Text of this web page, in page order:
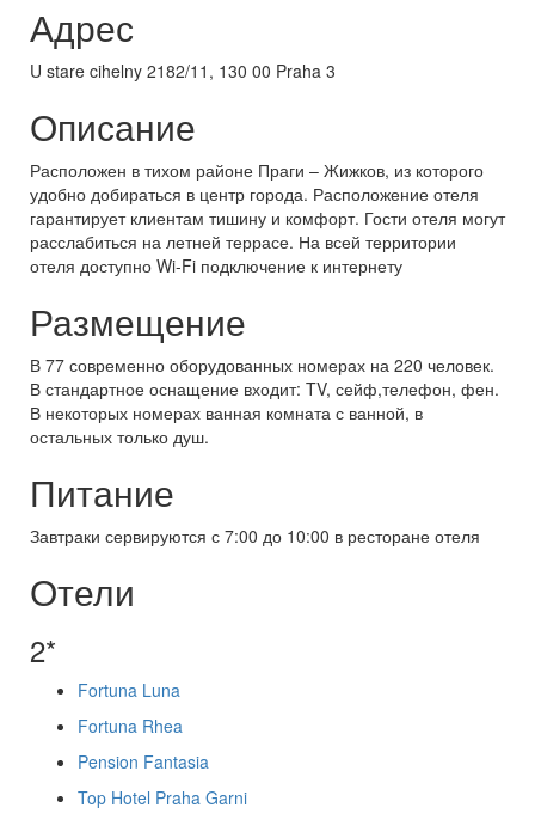
Адрес
U stare cihelny 2182/11, 130 00 Praha 3
Описание
Расположен в тихом районе Праги – Жижков, из которого
удобно добираться в центр города. Расположение отеля
гарантирует клиентам тишину и комфорт. Гости отеля могут
расслабиться на летней террасе. На всей территории
отеля доступно Wi-Fi подключение к интернету
Размещение
В 77 современно оборудованных номерах на 220 человек.
В стандартное оснащение входит: TV, сейф,телефон, фен.
В некоторых номерах ванная комната с ванной, в
остальных только душ.
Питание
Завтраки сервируются с 7:00 до 10:00 в ресторане отеля
Отели
2*
Fortuna Luna
Fortuna Rhea
Pension Fantasia
Top Hotel Praha Garni